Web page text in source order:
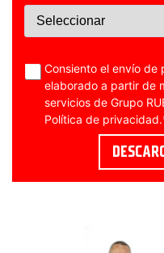
Consiento el envío
elaborado a partir de
servicios de Grupo
Política de privacidad.